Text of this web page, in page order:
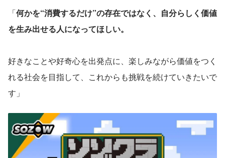
「何かを“消費するだけ”の存在ではなく、自分らしく価値
を生み出せる人になってほしい。
好きなことや好奇心を出発点に、楽しみながら価値をつく
れる社会を目指して、これからも挑戦を続けていきたいで
す」